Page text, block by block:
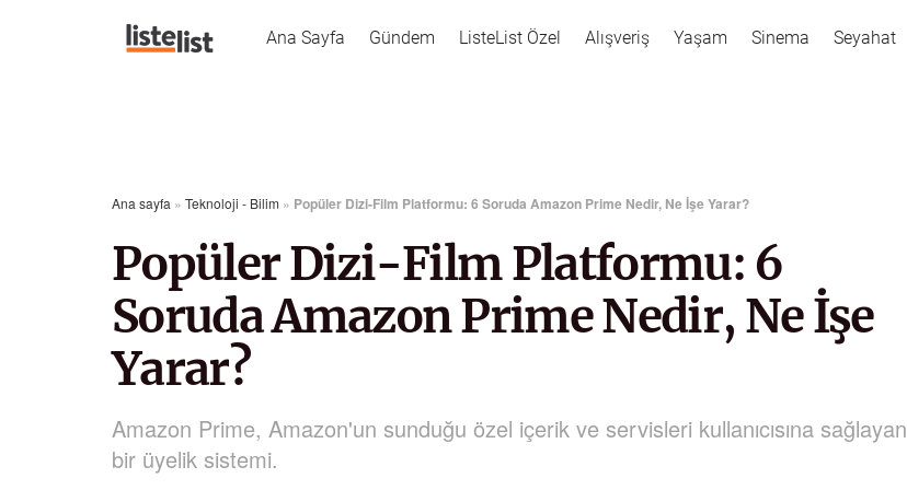
Ana Sayfa Gündem ListeList Özel Alışveriş Yaşam Sinema Seyahat
Ana sayfa » Teknoloji - Bilim » Popüler Dizi-Film Platformu: 6 Soruda Amazon Prime Nedir, Ne İşe Yarar?
Popüler Dizi-Film Platformu: 6
Soruda Amazon Prime Nedir, Ne İşe
Yarar?
Amazon Prime, Amazon'un sunduğu özel içerik ve servisleri kullanıcısına sağlayan
bir üyelik sistemi.